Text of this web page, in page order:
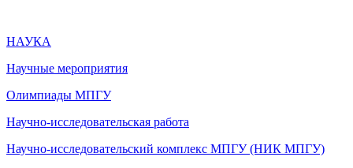
НАУКА
Научные мероприятия
Олимпиады МПГУ
Научно-исследовательская работа
Научно-исследовательский комплекс МПГУ (НИК МПГУ)